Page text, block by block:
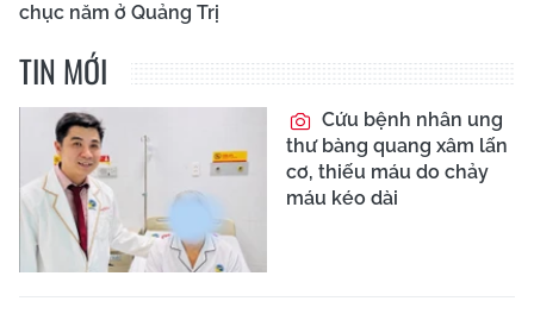
chục năm ở Quảng Trị
TIN MỚI
Cứu bệnh nhân ung
thư bàng quang xâm lấn
cơ, thiếu máu do chảy
máu kéo dài